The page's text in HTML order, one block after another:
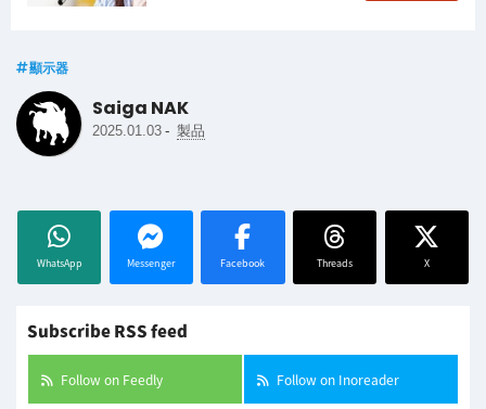
顯示器
Saiga NAK
2025.01.03 - 製品
WhatsApp Messenger Facebook Threads X
Subscribe RSS feed
Follow on Feedly Follow on Inoreader